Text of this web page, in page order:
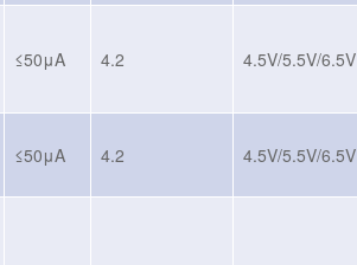
≤50μA 4.2 4.5V/5.5V/6.5V
≤50μA 4.2 4.5V/5.5V/6.5V